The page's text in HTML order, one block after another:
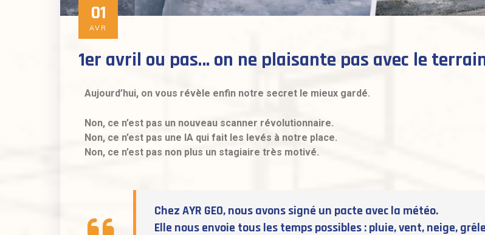
01
AVR
1er avril ou pas… on ne plaisante pas avec le
Aujourd’hui, on vous révèle enfin notre secret le mieux gardé.
Non, ce n’est pas un nouveau scanner révolutionnaire.
Non, ce n’est pas une IA qui fait les levés à notre place.
Non, ce n’est pas non plus un stagiaire très motivé.
Chez AYR GEO, nous avons signé un pacte avec la météo.
Elle nous envoie tous les temps possibles : pluie, vent, neige,